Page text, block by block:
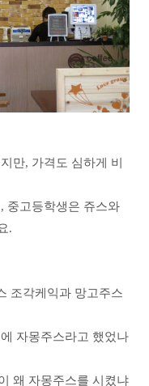
만, 가격도 심하게 비
중고등학생은 쥬스와
.
조각케익과 망고주스
자몽주스라고 했었나
왜 자몽주스를 시켰냐